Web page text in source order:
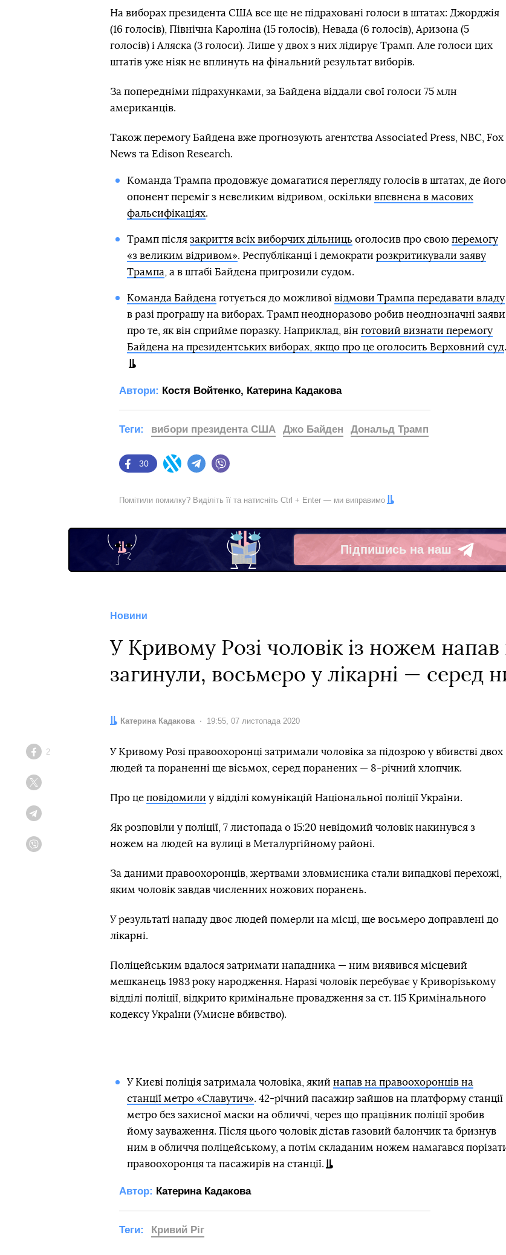
На виборах президента США все ще не підраховані голоси в штатах: Джорджія
(16 голосів), Північна Кароліна (15 голосів), Невада (6 голосів), Аризона (5
голосів) і Аляска (3 голоси). Лише у двох з них лідирує Трамп. Але голоси цих
штатів уже ніяк не вплинуть на фінальний результат виборів.
За попередніми підрахунками, за Байдена віддали свої голоси 75 млн
американців.
Також перемогу Байдена вже прогнозують агентства Associated Press, NBC, Fox
News та Edison Research.
Команда Трампа продовжує домагатися перегляду голосів в штатах, де його
опонент переміг з невеликим відривом, оскільки впевнена в масових
фальсифікаціях.
Трамп після закриття всіх виборчих дільниць оголосив про свою перемогу
«з великим відривом». Республіканці і демократи розкритикували заяву
Трампа , а в штабі Байдена пригрозили судом.
Команда Байдена готується до можливої відмови Трампа передавати владу
в разі програшу на виборах. Трамп неодноразово робив неоднозначні заяви
про те, як він сприйме поразку. Наприклад, він готовий визнати перемогу
Байдена на президентських виборах, якщо про це оголосить Верховний суд.
Автори: Костя Войтенко, Катерина Кадакова
Facebook
30
Twitter Telegram
Теги: вибори президента США Джо Байден Дональд Трамп
Помітили помилку? Виділіть її та натисніть Ctrl + Enter — ми виправимо
Підпишись на наш
Telegram
Новини
У Кривому Розі чоловік із ножем
загинули, восьмеро у лікарні — серед
Автор:
Катерина Кадакова Дата:
19:55, 07 листопада 2020
Facebook
2
У Кривому Розі правоохоронці затримали чоловіка за підозрою у вбивстві двох
людей та пораненні ще вісьмох, серед поранених — 8-річний хлопчик.
Про це повідомили у відділі комунікацій Національної поліції України.
Як розповіли у поліції, 7 листопада о 15:20 невідомий чоловік накинувся з
ножем на людей на вулиці в Металургійному районі.
За даними правоохоронців, жертвами зловмисника стали випадкові перехожі,
яким чоловік завдав численних ножових поранень.
У результаті нападу двоє людей померли на місці, ще восьмеро доправлені до
лікарні.
Поліцейським вдалося затримати нападника — ним виявився місцевий
мешканець 1983 року народження. Наразі чоловік перебуває у Криворізькому
відділі поліції, відкрито кримінальне провадження за ст. 115 Кримінального
кодексу України (Умисне вбивство).
У Києві поліція затримала чоловіка, який напав на правоохоронців на
станції метро «Славутич». 42-річний пасажир зайшов на платформу станції
метро без захисної маски на обличчі, через що працівник поліції зробив
йому зауваження. Після цього чоловік дістав газовий балончик та бризнув
ним в обличчя поліцейському, а потім складаним ножем намагався
правоохоронця та пасажирів на станції.
Автор: Катерина Кадакова
Теги: Кривий Ріг